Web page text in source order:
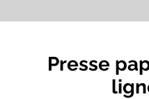
Presse